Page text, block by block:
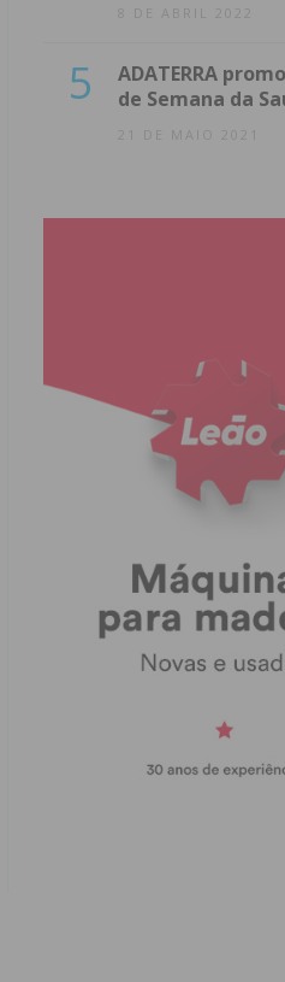
8 DE ABRIL 2022
5
ADATERRA
de Semana da
21 DE MAIO 2021